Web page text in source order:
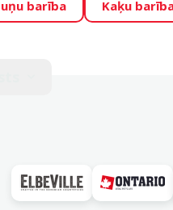
Visu mēnesi Dino
Fotokonkurss
barība Kaķu